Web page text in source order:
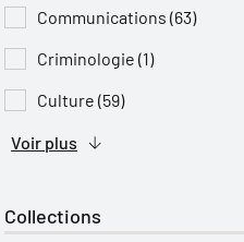
Communications (63)
Criminologie (1)
Culture (59)
Voir plus
Collections